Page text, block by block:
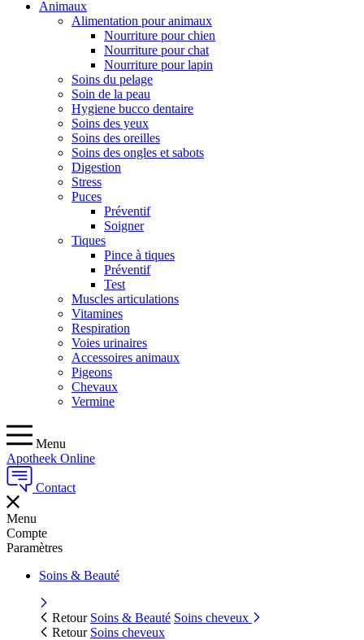
Animaux
Alimentation pour animaux
Nourriture pour chien
Nourriture pour chat
Nourriture pour lapin
Soins du pelage
Soin de la peau
Hygiene bucco dentaire
Soins des yeux
Soins des oreilles
Soins des ongles et sabots
Digestion
Stress
Puces
Préventif
Soigner
Tiques
Pince à tiques
Préventif
Test
Muscles articulations
Vitamines
Respiration
Voies urinaires
Accessoires animaux
Pigeons
Chevaux
Vermine
Menu
Apotheek Online
Contact
Menu
Compte
Paramètres
Soins & Beauté
Retour Soins & Beauté Soins cheveux
Retour Soins cheveux